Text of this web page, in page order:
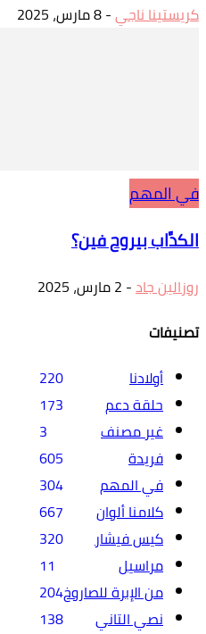
كريستينا ناجي-8 مارس، 2025
في المهم
الكدَّاب بيروح فين؟
روزالين جاد- 2 مارس، 2025
تصنيفات
أولادنا
220
حلقة دعم
173
غير مصنف
3
فريدة
605
في المهم
304
كلامنا ألوان
667
كيس فيشار
320
مراسيل
11
من الإبرة للصاروخ204
نصي التاني
138